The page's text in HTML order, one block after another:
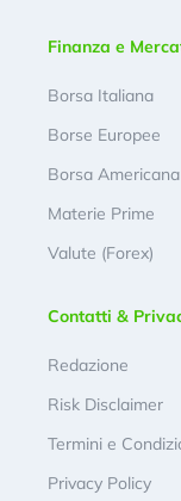
Finanza e
Borsa Italiana
Borse Europee
Borsa Americana
Materie Prime
Valute (Forex)
Contatti &
Redazione
Risk Disclaimer
Termini e
Privacy Policy